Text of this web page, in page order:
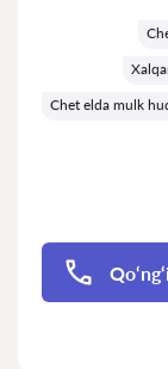
Chet elda mulk